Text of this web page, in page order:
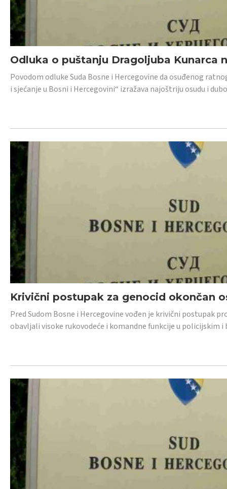
Odluka o puštanju Dragoljuba Kunarca
Povodom odluke Suda Bosne i Hercegovine da osuđenog
i sjećanje u Bosni i Hercegovini“ izražava najoštriju osudu i
Krivični postupak za genocid okončan
Pred Sudom Bosne i Hercegovine vođen je krivični postupak
obavljali visoke rukovodeće i komandne funkcije u policijskim